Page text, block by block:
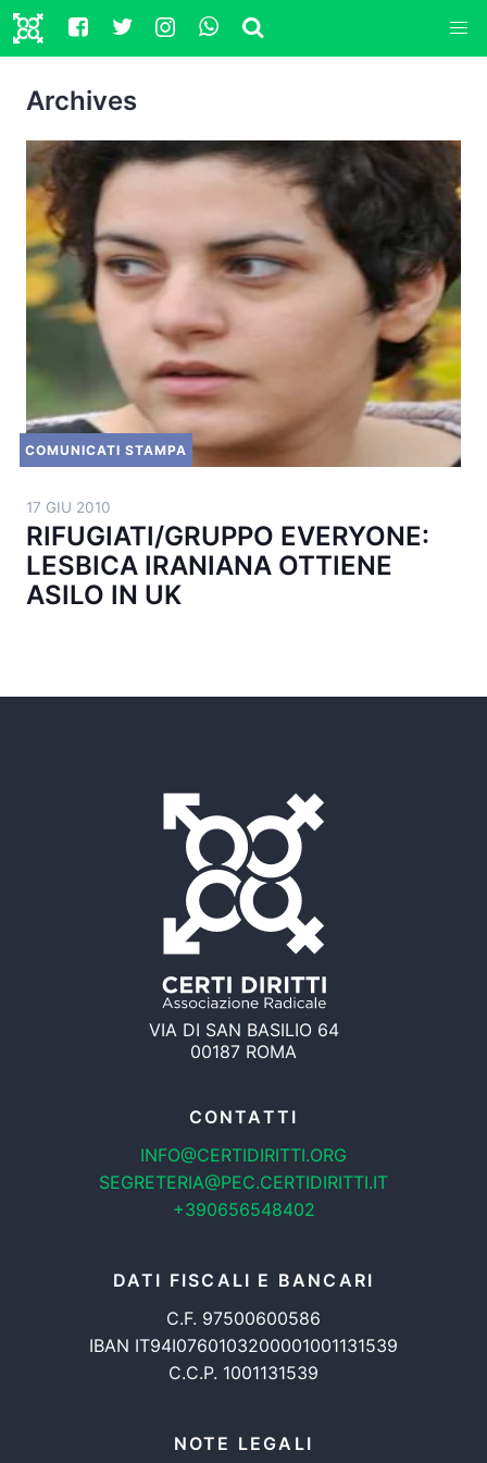
Archives
COMUNICATI STAMPA
17 GIU 2010
RIFUGIATI/GRUPPO EVERYONE:
LESBICA IRANIANA OTTIENE
ASILO IN UK
VIA DI SAN BASILIO 64
00187 ROMA
CONTATTI
INFO@CERTIDIRITTI.ORG
SEGRETERIA@PEC.CERTIDIRITTI.IT
+390656548402
DATI FISCALI E BANCARI
C.F. 97500600586
IBAN IT94I0760103200001001131539
C.C.P. 1001131539
NOTE LEGALI